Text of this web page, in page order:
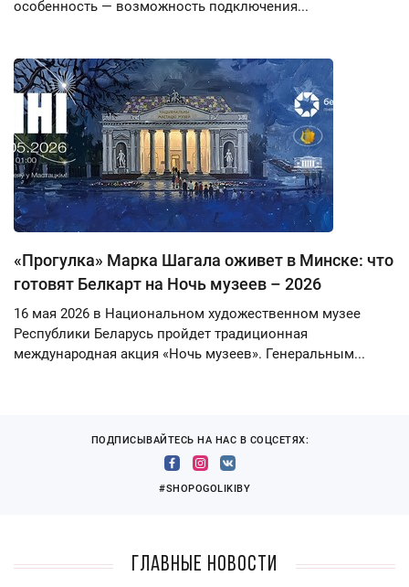
особенность — возможность подключения...
«Прогулка» Марка Шагала оживет в Минске: что
готовят Белкарт на Ночь музеев – 2026
16 мая 2026 в Национальном художественном музее
Республики Беларусь пройдет традиционная
международная акция «Ночь музеев». Генеральным...
ПОДПИСЫВАЙТЕСЬ НА НАС В СОЦСЕТЯХ:
#SHOPOGOLIKIBY
Главные новости